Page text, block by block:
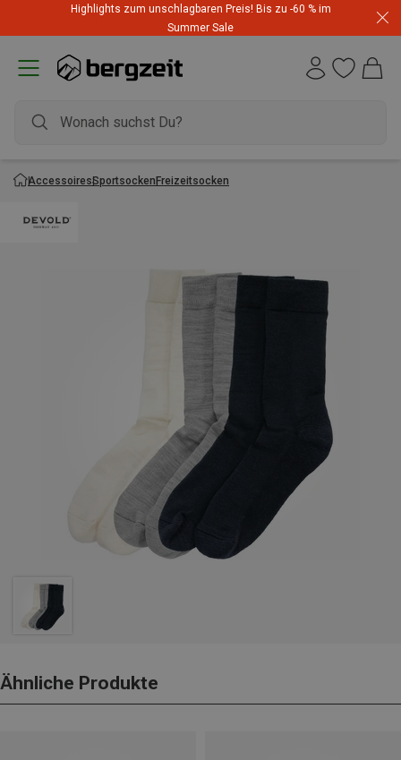
Highlights zum unschlagbaren Preis! Bis zu -60 % im
Summer Sale
AccessoiresSportsockenFreizeitsocken
Ähnliche Produkte